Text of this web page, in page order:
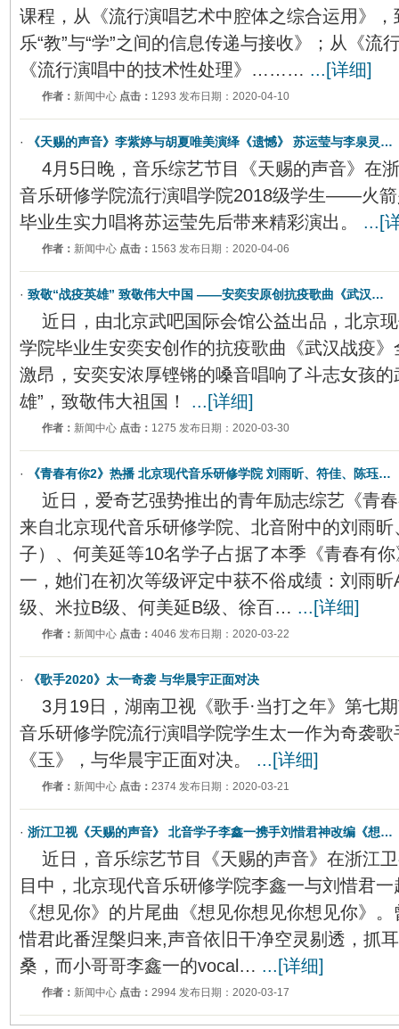
课程，从《流行演唱艺术中腔体之综合运用》，
乐“教”与“学”之间的信息传递与接收》；从《流
《流行演唱中的技术性处理》……… ...[详细]
作者： 新闻中心 点击： 1293 发布日期：2020-04-10
· 《天赐的声音》李紫婷与胡夏唯美演绎《遗憾》 苏运莹与李泉灵…
4月5日晚，音乐综艺节目《天赐的声音》在
音乐研修学院流行演唱学院2018级学生——火
毕业生实力唱将苏运莹先后带来精彩演出。
...[
作者： 新闻中心 点击： 1563 发布日期：2020-04-06
· 致敬“战疫英雄” 致敬伟大中国 ——安奕安原创抗疫歌曲《武汉…
近日，由北京武吧国际会馆公益出品，北京
学院毕业生安奕安创作的抗疫歌曲《武汉战疫
激昂，安奕安浓厚铿锵的嗓音唱响了斗志女孩的
雄”，致敬伟大祖国！
...[详细]
作者： 新闻中心 点击： 1275 发布日期：2020-03-30
· 《青春有你2》热播 北京现代音乐研修学院 刘雨昕、符佳、陈珏…
近日，爱奇艺强势推出的青年励志综艺《青
来自北京现代音乐研修学院、北音附中的刘雨
子）、何美延等10名学子占据了本季《青春有
一，她们在初次等级评定中获不俗成绩：刘雨
级、米拉B级、何美延B级、徐百… ...[详细]
作者： 新闻中心 点击： 4046 发布日期：2020-03-22
· 《歌手2020》太一奇袭 与华晨宇正面对决
3月19日，湖南卫视《歌手·当打之年》第七
音乐研修学院流行演唱学院学生太一作为奇袭
《玉》，与华晨宇正面对决。
...[详细]
作者： 新闻中心 点击： 2374 发布日期：2020-03-21
· 浙江卫视《天赐的声音》 北音学子李鑫一携手刘惜君神改编《想…
近日，音乐综艺节目《天赐的声音》在浙江
目中，北京现代音乐研修学院李鑫一与刘惜君
《想见你》的片尾曲《想见你想见你想见你》
惜君此番涅槃归来,声音依旧干净空灵剔透，抓
桑，而小哥哥李鑫一的vocal… ...[详细]
作者： 新闻中心 点击： 2994 发布日期：2020-03-17